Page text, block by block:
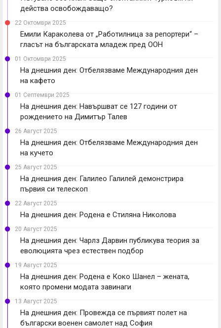
действа освобождаващо?
22 Октомври 2025
Емили Караколева от „Работилница за репортери“ –
гласът на българската младеж пред ООН
01 Октомври 2025
На днешния ден: Отбелязваме Международния ден
на кафето
01 Септември 2025
На днешния ден: Навършват се 127 години от
рождението на Димитър Талев
26 Август 2025
На днешния ден: Отбелязваме Международния ден
на кучето
25 Август 2025
На днешния ден: Галилео Галилей демонстрира
първия си телескоп
22 Август 2025
На днешния ден: Родена е Стиляна Николова
20 Август 2025
На днешния ден: Чарлз Дарвин публикува теория за
еволюцията чрез естествен подбор
19 Август 2025
На днешния ден: Родена е Коко Шанел – жената,
която промени модата завинаги
13 Август 2025
На днешния ден: Провежда се първият полет на
български военен самолет над София